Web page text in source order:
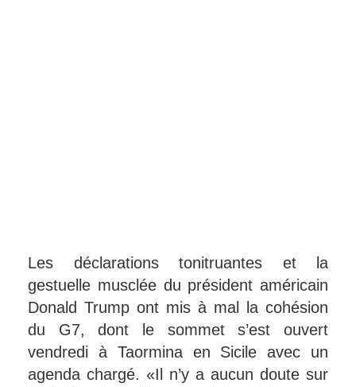
Les déclarations tonitruantes et la
gestuelle musclée du président américain
Donald Trump ont mis à mal la cohésion
du G7, dont le sommet s’est ouvert
vendredi à Taormina en Sicile avec un
agenda chargé. «Il n’y a aucun doute sur